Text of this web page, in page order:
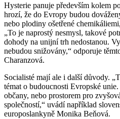
Hysterie panuje především kolem
hrozí, že do Evropy budou
nebo plodiny ošetřené
„To je naprostý nesmysl, takové
dohody na unijní trh nedostanou.
nebudou snižovány,“ odporuje
Charanzová.
Socialisté mají ale i další důvody.
témat o budoucnosti Evropské
občany, nebo prostorem pro
společností,“ uvádí například
europoslankyně Monika Beňová.